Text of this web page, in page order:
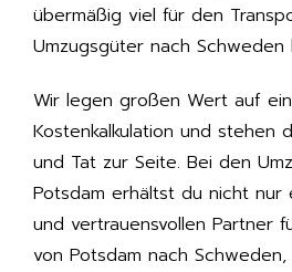
übermäßig viel für den
Umzugsgüter nach Schweden
Wir legen großen Wert auf
Kostenkalkulation und stehen
und Tat zur Seite. Bei den
Potsdam erhältst du nicht nur
und vertrauensvollen Partner
von Potsdam nach